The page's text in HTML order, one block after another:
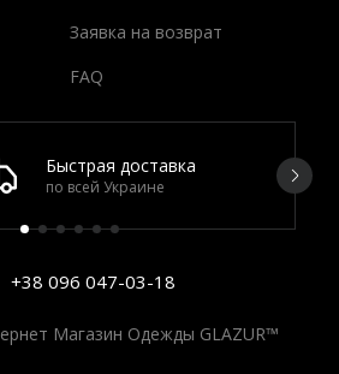
Заявка на возврат
FAQ
Быстрая доставка
по всей Украине
+38 096 047-03-18
Магазин Одежды GLAZUR™